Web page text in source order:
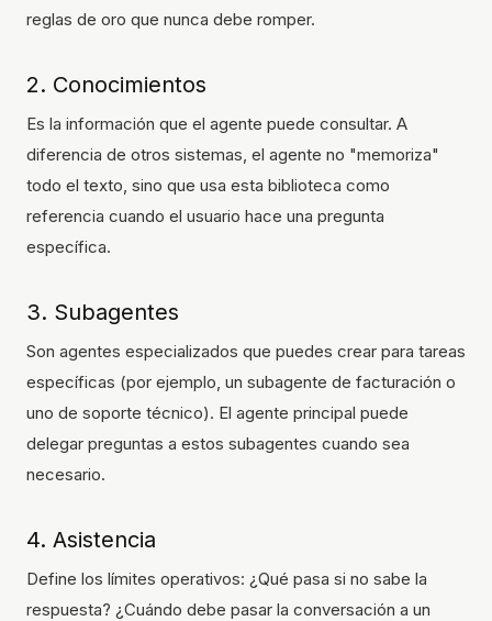
reglas de oro que nunca debe romper.
2. Conocimientos
Es la información que el agente puede consultar. A
diferencia de otros sistemas, el agente no "memoriza"
todo el texto, sino que usa esta biblioteca como
referencia cuando el usuario hace una pregunta
específica.
3. Subagentes
Son agentes especializados que puedes crear para tareas
específicas (por ejemplo, un subagente de facturación o
uno de soporte técnico). El agente principal puede
delegar preguntas a estos subagentes cuando sea
necesario.
4. Asistencia
Define los límites operativos: ¿Qué pasa si no sabe la
respuesta? ¿Cuándo debe pasar la conversación a un